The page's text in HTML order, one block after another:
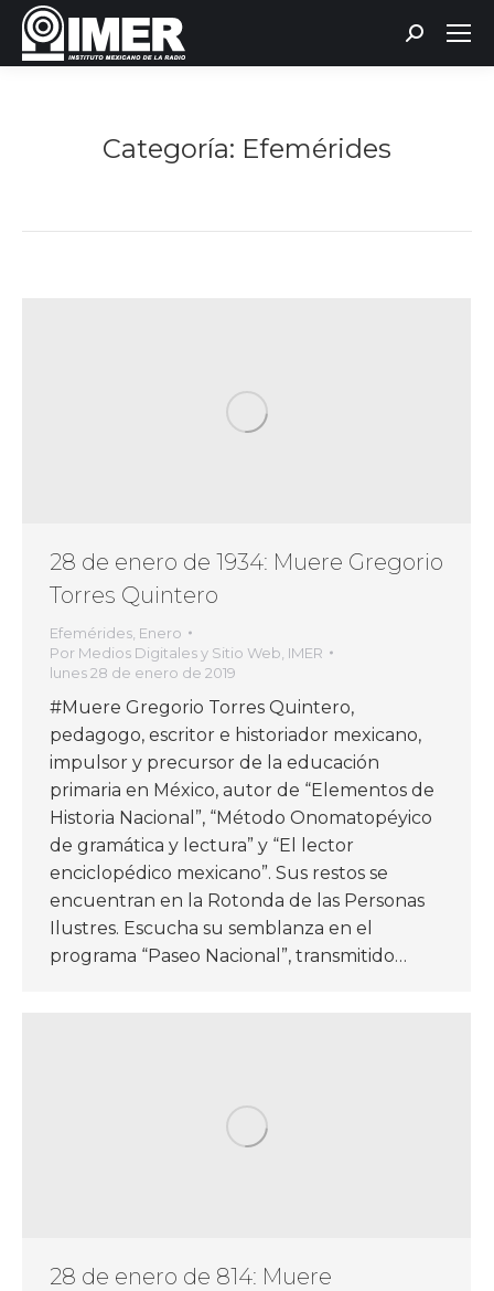
Buscar:
Categoría: Efemérides
28 de enero de 1934: Muere Gregorio
Torres Quintero
Efemérides Enero
Por Medios Digitales y Sitio Web, IMER
lunes 28 de enero de 2019
#Muere Gregorio Torres Quintero,
pedagogo, escritor e historiador mexicano,
impulsor y precursor de la educación
primaria en México, autor de “Elementos de
Historia Nacional”, “Método Onomatopéyico
de gramática y lectura” y “El lector
enciclopédico mexicano”. Sus restos se
encuentran en la Rotonda de las Personas
Ilustres. Escucha su semblanza en el
programa “Paseo Nacional”, transmitido…
28 de enero de 814: Muere